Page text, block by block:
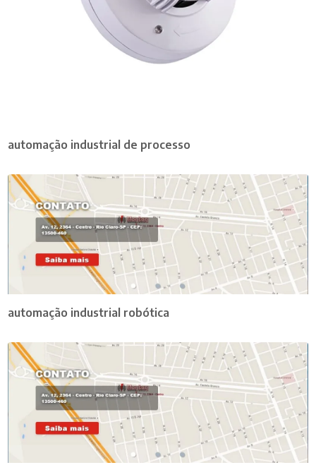
automação industrial de processo
automação industrial robótica